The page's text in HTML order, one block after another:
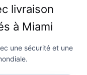
livraison
à Miami
une sécurité et une